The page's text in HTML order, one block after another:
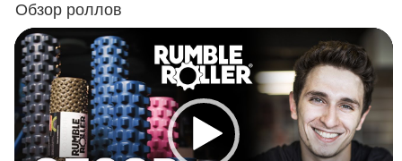
Обзор роллов